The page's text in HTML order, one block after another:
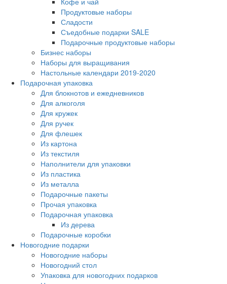
Продуктовые наборы
Сладости
Съедобные подарки SALE
Подарочные продуктовые наборы
Бизнес наборы
Наборы для выращивания
Настольные календари 2019-2020
Подарочная упаковка
Для блокнотов и ежедневников
Для алкоголя
Для кружек
Для ручек
Для флешек
Из картона
Из текстиля
Наполнители для упаковки
Из пластика
Из металла
Подарочные пакеты
Прочая упаковка
Подарочная упаковка
Из дерева
Подарочные коробки
Новогодние подарки
Новогодние наборы
Новогодний стол
Упаковка для новогодних подарков